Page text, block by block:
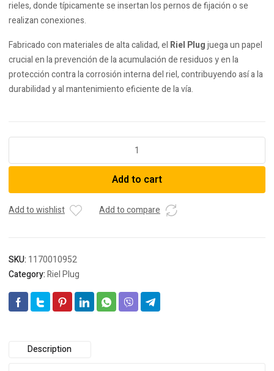
rieles, donde típicamente se insertan los pernos de fijación o se
realizan conexiones.
Fabricado con materiales de alta calidad, el Riel Plugjuega un papel
crucial en la prevención de la acumulación de residuos y en la
protección contra la corrosión interna del riel, contribuyendo así a la
durabilidad y al mantenimiento eficiente de la vía.
quantity
Add to cart
Add to wishlist Add to compare
SKU: 1170010952
Category:Riel Plug
Description